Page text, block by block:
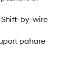
by-wire
pahare